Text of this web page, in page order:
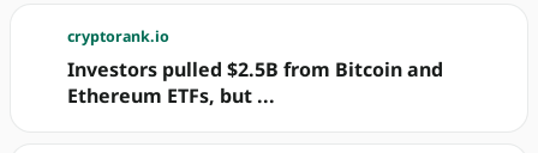
cryptorank.io
Investors pulled $2.5B from Bitcoin and
Ethereum ETFs, but ...